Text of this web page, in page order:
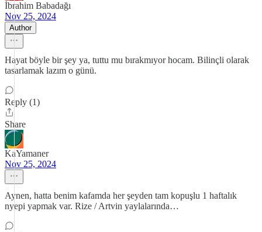
İbrahim Babadağı
Nov 25, 2024
Author
Hayat böyle bir şey ya, tuttu mu bırakmıyor hocam. Bilinçli olarak
tasarlamak lazım o günü.
Reply (1)
Share
KaYamaner
Nov 25, 2024
Aynen, hatta benim kafamda her şeyden tam kopuşlu 1 haftalık
nyepi yapmak var. Rize / Artvin yaylalarında…